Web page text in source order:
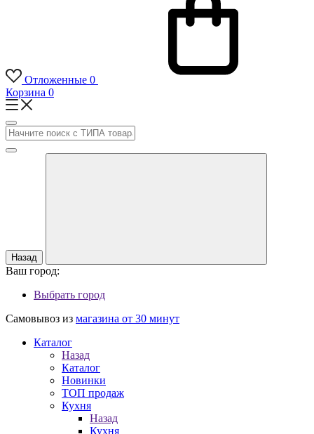
Отложенные 0
Корзина 0
Назад
Ваш город:
Выбрать город
Самовывоз из магазина от 30 минут
Каталог
Назад
Каталог
Новинки
ТОП продаж
Кухня
Назад
Кухня